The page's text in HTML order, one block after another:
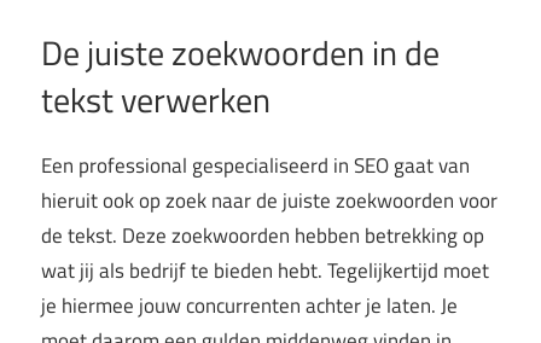
De juiste zoekwoorden in de
tekst verwerken
Een professional gespecialiseerd in SEO gaat van
hieruit ook op zoek naar de juiste zoekwoorden voor
de tekst. Deze zoekwoorden hebben betrekking op
wat jij als bedrijf te bieden hebt. Tegelijkertijd moet
je hiermee jouw concurrenten achter je laten. Je